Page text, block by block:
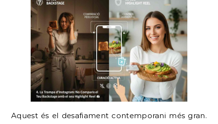
Aquest és el desafiament contemporani més gran.